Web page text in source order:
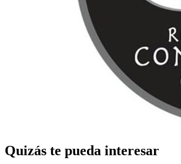
Quizás te pueda interesar